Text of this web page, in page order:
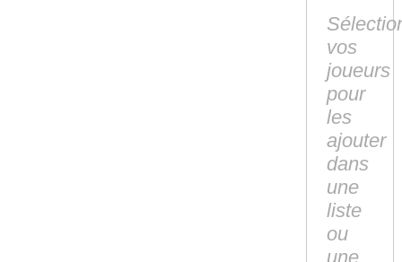
vos
joueurs
pour
les
ajouter
dans
une
liste
ou
une